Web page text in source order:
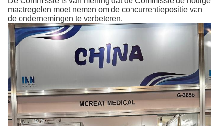
maatregelen moet nemen om de concurrentiepositie van
de ondernemingen te verbeteren.